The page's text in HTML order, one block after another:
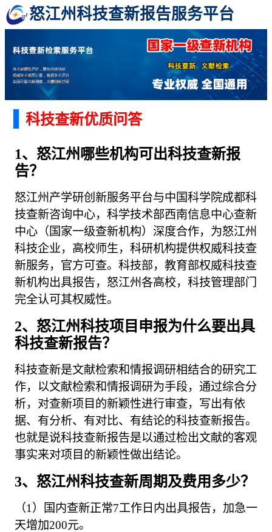
怒江州科技查新报告服务平台
科技查新优质问答
1、怒江州哪些机构可出科技查新报
告？
怒江州产学研创新服务平台与中国科学院成都科
技查新咨询中心，科学技术部西南信息中心查新
中心（国家一级查新机构）深度合作，为怒江州
科技企业，高校师生，科研机构提供权威科技查
新服务，官方可查。科技部，教育部权威科技查
新机构出具报告，怒江州各高校，科技管理部门
完全认可其权威性。
2、怒江州科技项目申报为什么要出具
科技查新报告？
科技查新是文献检索和情报调研相结合的研究工
作，以文献检索和情报调研为手段，通过综合分
析，对查新项目的新颖性进行审查，写出有依
据、有分析、有对比、有结论的科技查新报告。
也就是说科技查新报告是以通过检出文献的客观
事实来对项目的新颖性做出结论。
3、怒江州科技查新周期及费用多少？
（1）国内查新正常7工作日内出具报告，加急一
天增加200元。